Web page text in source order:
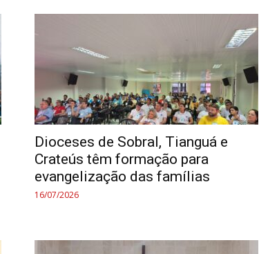
Dioceses de Sobral, Tianguá e
Crateús têm formação para
evangelização das famílias
16/07/2026